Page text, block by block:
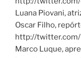
Luana Piovani,
Oscar Filho,
http://twitter.com/
Marco Luque,